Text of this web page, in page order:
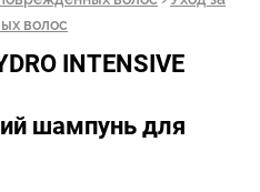
волос
INTENSIVE
шампунь для